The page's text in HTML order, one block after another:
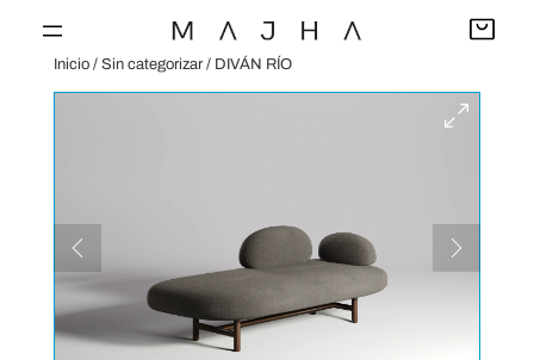
Saltar
contenido
Inicio /Sin categorizar/ DIVÁN RÍO